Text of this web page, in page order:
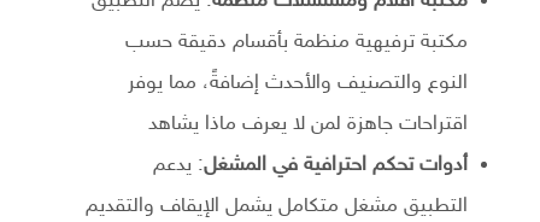
مكتبة ترفيهية منظمة بأقسام دقيقة حسب
النوع والتصنيف والأحدث إضافةً، مما يوفر
اقتراحات جاهزة لمن لا يعرف ماذا يشاهد
أدوات تحكم احترافية في المشغل: يدعم
التطبيق مشغل متكامل يشمل الإيقاف والتقديم